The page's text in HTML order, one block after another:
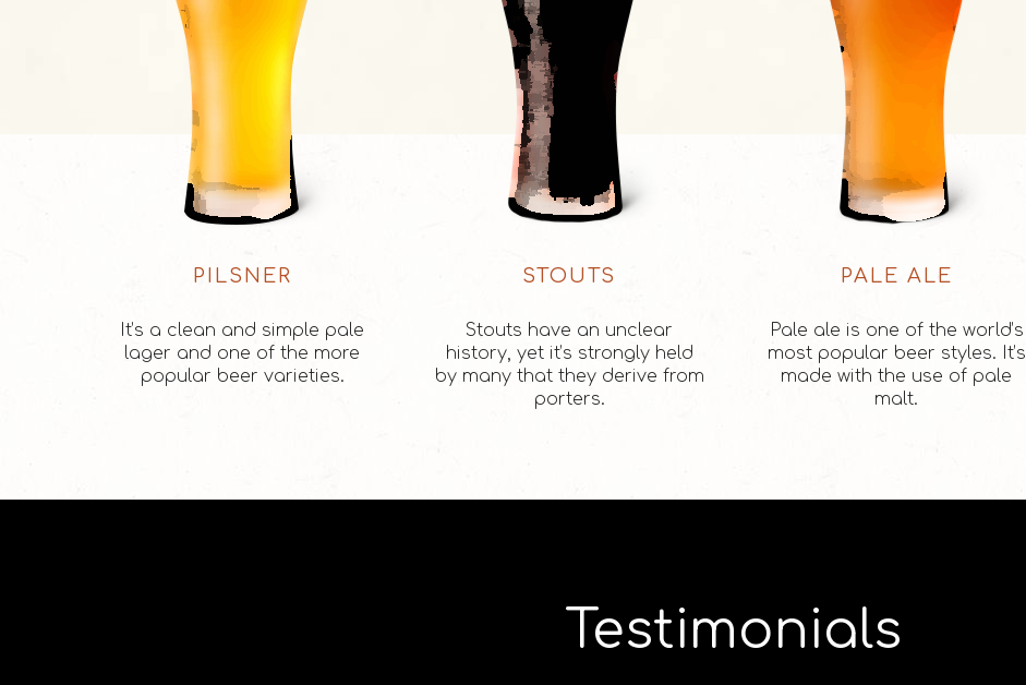
PILSNER
It’s a clean and simple pale
lager and one of the more
popular beer varieties.
STOUTS
Stouts have an unclear
history, yet it’s strongly held
by many that they derive from
porters.
PALE ALE
Pale ale is one of the world’s
most popular beer styles. It’s
made with the use of pale
malt.
Testimonials